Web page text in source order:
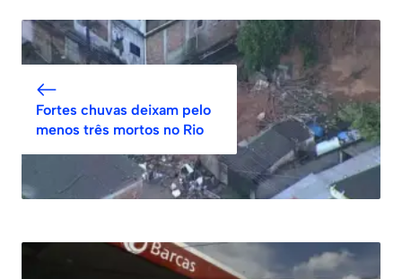
Fortes chuvas deixam pelo
menos três mortos no Rio